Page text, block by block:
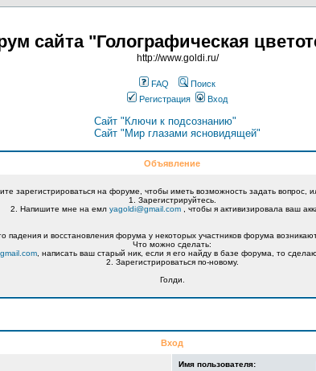
сайта "Голографическая
http://www.goldi.ru/
FAQ
Поиск
Регистрация
Вход
Сайт "Ключи к подсознанию"
Сайт "Мир глазами ясновидящей"
Объявление
зарегистрироваться на форуме, чтобы иметь возможность задать вопрос,
1. Зарегистрируйтесь.
2. Напишите мне на емл yagoldi@gmail.com , чтобы я активизировала ваш
падения и восстановления форума у некоторых участников форума
Что можно сделать:
, написать ваш старый ник, если я его найду в базе форума, то
2. Зарегистрироваться по-новому.
Голди.
Вход
Имя пользователя: